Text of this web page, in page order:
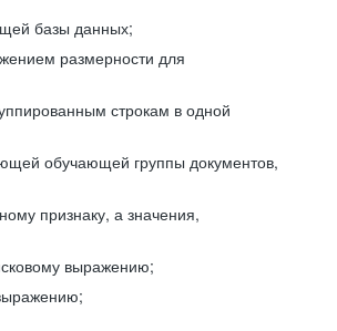
базы данных;
размерности для
строкам в одной
обучающей группы документов,
признаку, а значения,
выражению;